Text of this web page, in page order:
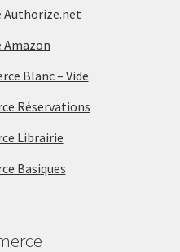
Authorize.net
Amazon
Blanc – Vide
Réservations
Librairie
Basiques